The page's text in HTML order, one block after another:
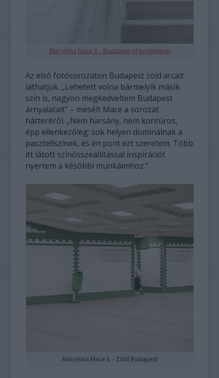
Marcelina Mace S. - Budapest négyzetekben
Az első fotósorozaton Budapest zöld arcait
láthatjuk. „Lehetett volna bármelyik másik
szín is, nagyon megkedveltem Budapest
árnyalatait" – mesélt Mace a sorozat
hátteréről. „Nem harsány, nem kontúros,
épp ellenkezőleg: sok helyen dominálnak a
pasztellszínek, és én pont ezt szeretem. Több
itt látott színösszeállítással inspirációt
nyertem a későbbi munkáimhoz."
Marcelina Mace S. - Zöld Budapest